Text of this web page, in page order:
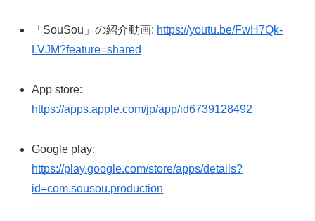
「SouSou」の紹介動画: https://youtu.be/FwH7Qk-
LVJM?feature=shared
App store:
https://apps.apple.com/jp/app/id6739128492
Google play:
https://play.google.com/store/apps/details?
id=com.sousou.production